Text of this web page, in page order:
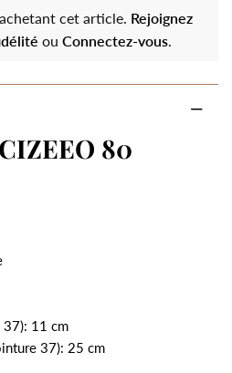
cet article. Rejoignez
ou Connectez-vous.
80
37): 11 cm
37): 25 cm